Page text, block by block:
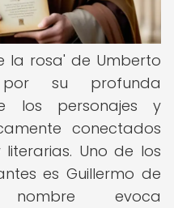
la rosa' de Umberto
su profunda
los personajes y
conectados
Uno de los
es Guillermo de
nombre evoca